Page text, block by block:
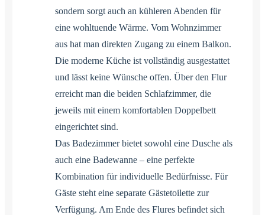
sondern sorgt auch an kühleren Abenden für
eine wohltuende Wärme. Vom Wohnzimmer
aus hat man direkten Zugang zu einem Balkon.
Die moderne Küche ist vollständig ausgestattet
und lässt keine Wünsche offen. Über den Flur
erreicht man die beiden Schlafzimmer, die
jeweils mit einem komfortablen Doppelbett
eingerichtet sind.
Das Badezimmer bietet sowohl eine Dusche als
auch eine Badewanne – eine perfekte
Kombination für individuelle Bedürfnisse. Für
Gäste steht eine separate Gästetoilette zur
Verfügung. Am Ende des Flures befindet sich